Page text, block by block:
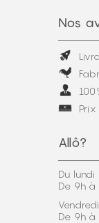
Nos
Allô?
Du
De 9h à
Vendredi
De 9h à